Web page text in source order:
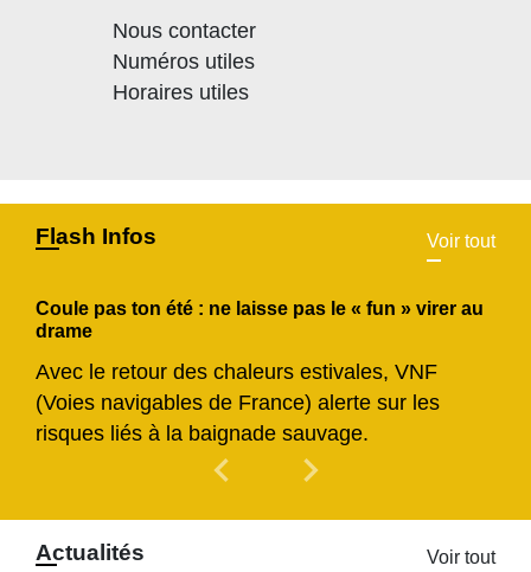
Nous contacter
Numéros utiles
Horaires utiles
Flash Infos Voir tout
Coule pas ton été : ne laisse pas le « fun » virer au
drame
Avec le retour des chaleurs estivales, VNF
(Voies navigables de France) alerte sur les
risques liés à la baignade sauvage.
chevron_left Previous
chevron_right
Actualités Voir tout